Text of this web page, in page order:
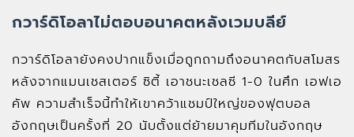
กวาร์ดิโอลาไม่ตอบอนาคตหลังเวมบลีย์
กวาร์ดิโอลายังคงปากแข็งเมื่อถูกถามถึงอนาคตกับสโมสร
หลังจากแมนเชสเตอร์ ซิตี้ เอาชนะเชลซี 1-0 ในศึก เอฟเอ
คัพ ความสำเร็จนี้ทำให้เขาคว้าแชมป์ใหญ่ของฟุตบอล
อังกฤษเป็นครั้งที่ 20 นับตั้งแต่ย้ายมาคุมทีมในอังกฤษ